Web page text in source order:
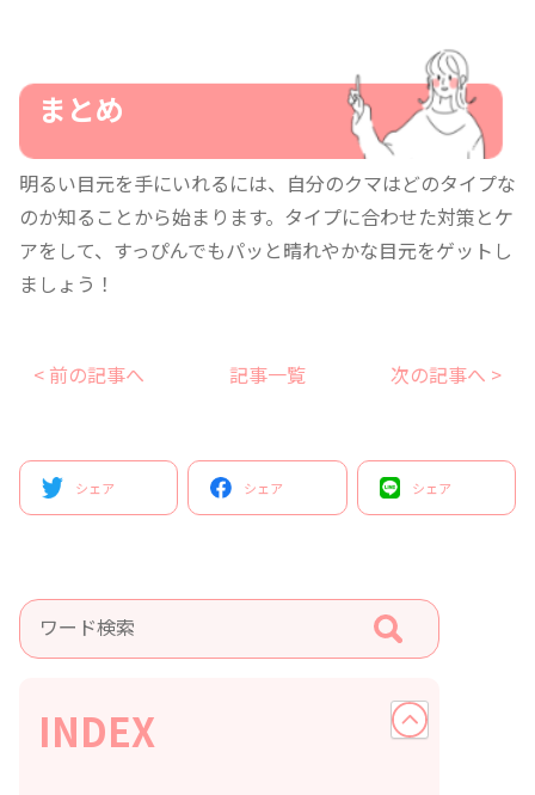
まとめ
明るい目元を手にいれるには、自分のクマはどのタイプな
のか知ることから始まります。タイプに合わせた対策とケ
アをして、すっぴんでもパッと晴れやかな目元をゲットし
ましょう！
< 前の記事へ 記事一覧 次の記事へ >
シェア シェア シェア
INDEX